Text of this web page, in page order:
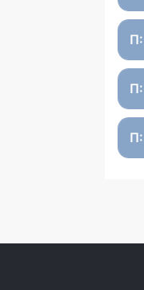
П: